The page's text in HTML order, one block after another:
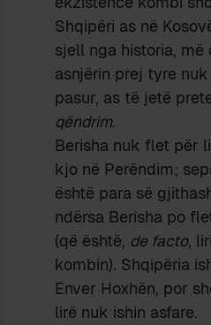
Shqipëri as në
sjell nga historia,
asnjërin prej tyre
pasur, as të jetë
qëndrim.
Berisha nuk flet për
kjo në Perëndim;
është para së
ndërsa Berisha po
(që është, de facto,
kombin). Shqipëria
Enver Hoxhën, por
lirë nuk ishin asfare.